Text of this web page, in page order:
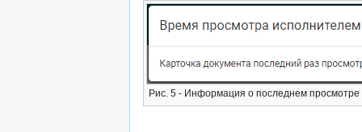
Рис. 5 - Информация о последнем просмотре